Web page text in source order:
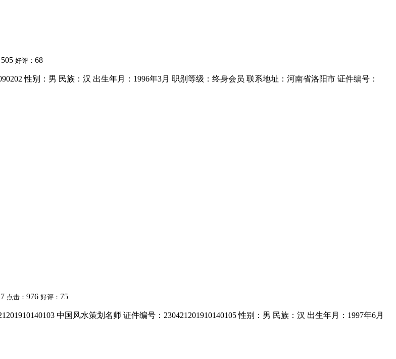
505 好评： 68
性别：男 民族：汉 出生年月：1996年3月 职别等级：终身会员 联系地址：河南省洛阳市 证件编号：
点击： 976 好评： 75
中国风水策划名师 证件编号：230421201910140105 性别：男 民族：汉 出生年月：1997年6月